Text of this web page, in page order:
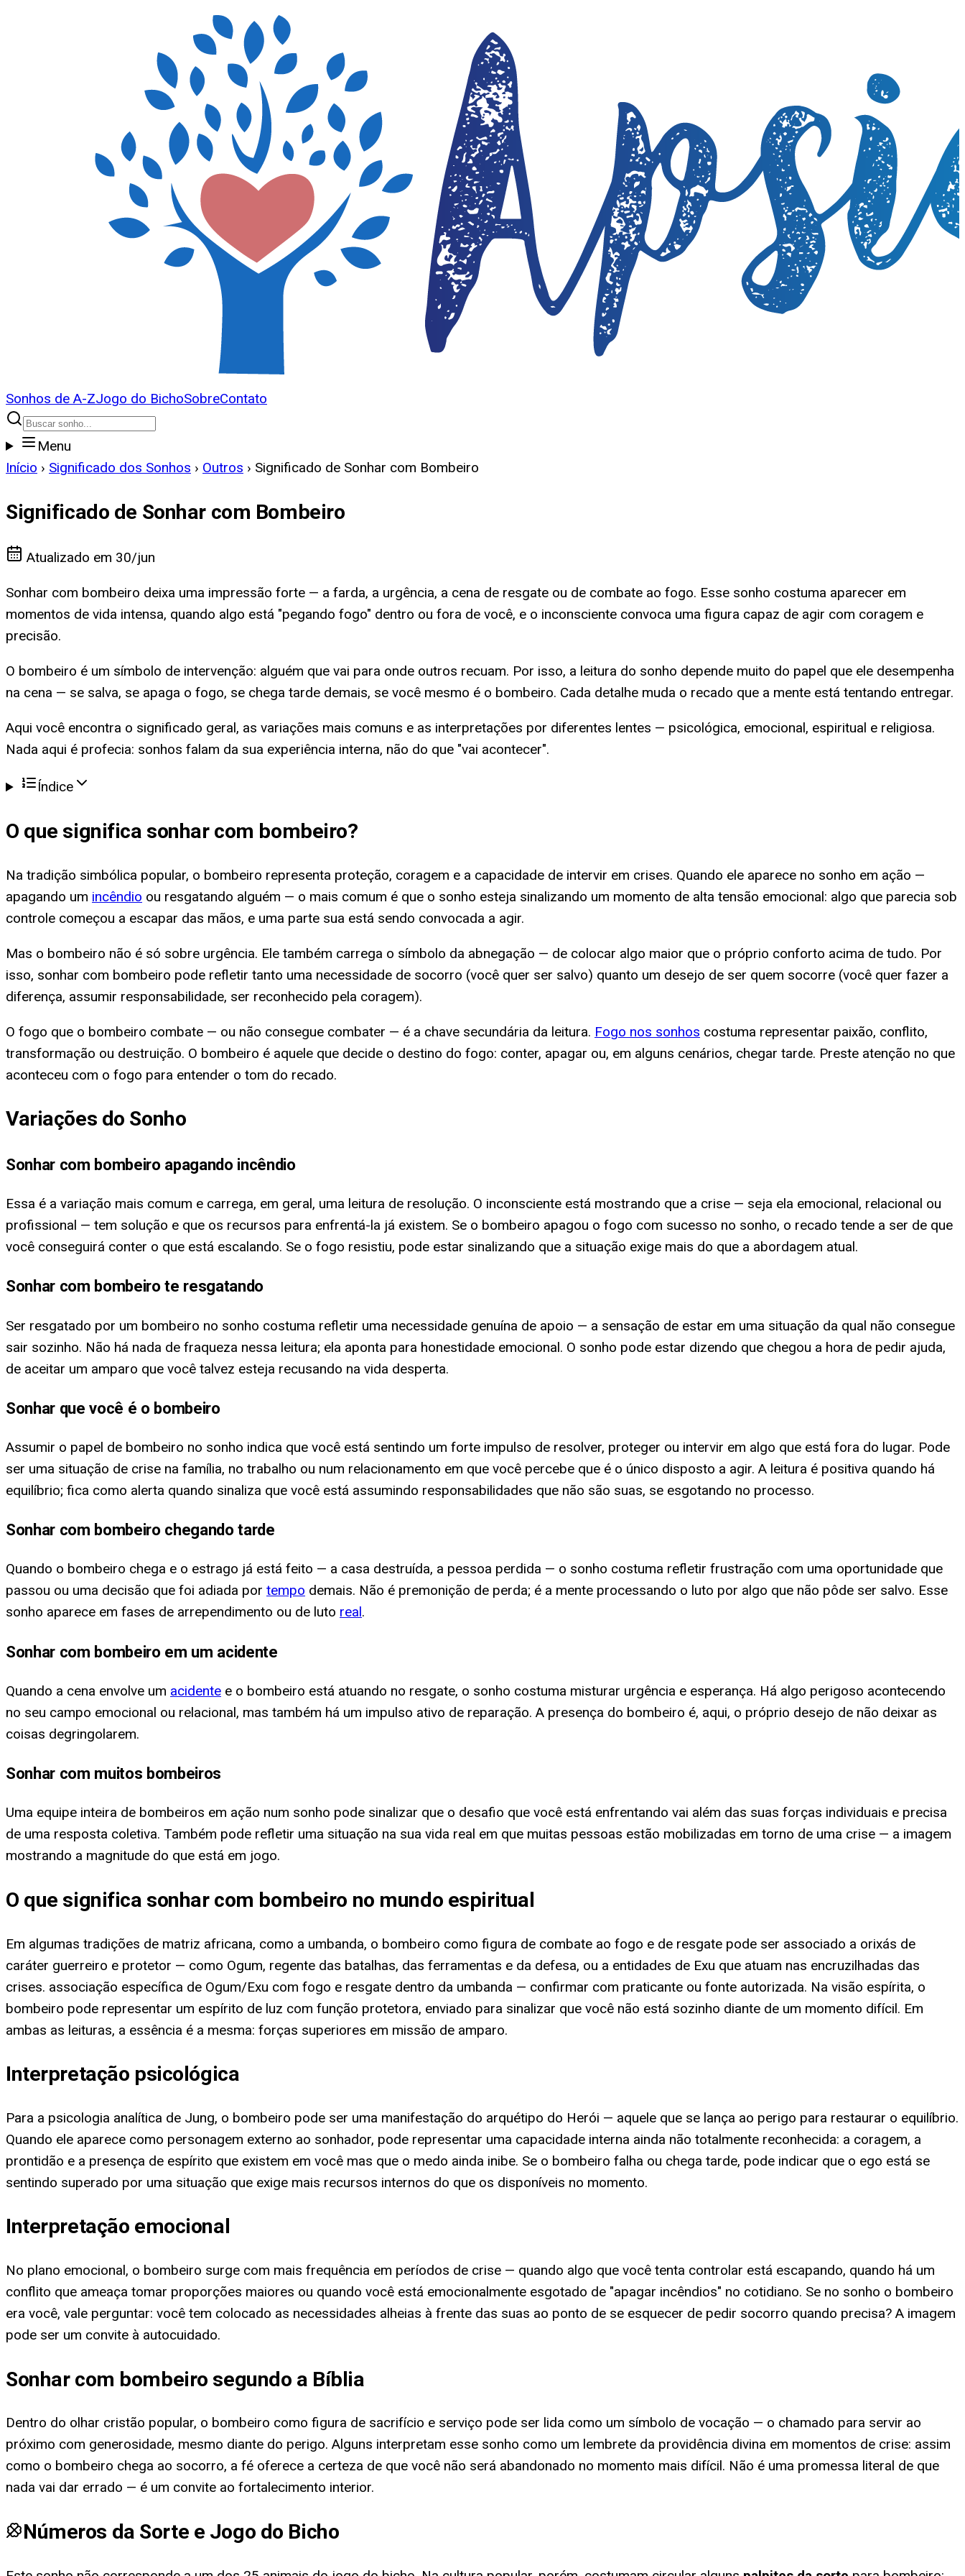
Sonhos de A-ZJogo do BichoSobreContato
Menu
Início › Significado dos Sonhos › Outros › Significado de Sonhar com Bombeiro
Significado de Sonhar com Bombeiro
Atualizado em 30/jun
Sonhar com bombeiro deixa uma impressão forte — a farda, a urgência, a cena de resgate ou de combate ao fogo. Esse sonho costuma aparecer em
momentos de vida intensa, quando algo está "pegando fogo" dentro ou fora de você, e o inconsciente convoca uma figura capaz de agir com coragem e
precisão.
O bombeiro é um símbolo de intervenção: alguém que vai para onde outros recuam. Por isso, a leitura do sonho depende muito do papel que ele desempenha
na cena — se salva, se apaga o fogo, se chega tarde demais, se você mesmo é o bombeiro. Cada detalhe muda o recado que a mente está tentando entregar.
Aqui você encontra o significado geral, as variações mais comuns e as interpretações por diferentes lentes — psicológica, emocional, espiritual e religiosa.
Nada aqui é profecia: sonhos falam da sua experiência interna, não do que "vai acontecer".
Índice
O que significa sonhar com bombeiro?
Na tradição simbólica popular, o bombeiro representa proteção, coragem e a capacidade de intervir em crises. Quando ele aparece no sonho em ação —
apagando um incêndio ou resgatando alguém — o mais comum é que o sonho esteja sinalizando um momento de alta tensão emocional: algo que parecia sob
controle começou a escapar das mãos, e uma parte sua está sendo convocada a agir.
Mas o bombeiro não é só sobre urgência. Ele também carrega o símbolo da abnegação — de colocar algo maior que o próprio conforto acima de tudo. Por
isso, sonhar com bombeiro pode refletir tanto uma necessidade de socorro (você quer ser salvo) quanto um desejo de ser quem socorre (você quer fazer a
diferença, assumir responsabilidade, ser reconhecido pela coragem).
O fogo que o bombeiro combate — ou não consegue combater — é a chave secundária da leitura. Fogo nos sonhos costuma representar paixão, conflito,
transformação ou destruição. O bombeiro é aquele que decide o destino do fogo: conter, apagar ou, em alguns cenários, chegar tarde. Preste atenção no que
aconteceu com o fogo para entender o tom do recado.
Variações do Sonho
Sonhar com bombeiro apagando incêndio
Essa é a variação mais comum e carrega, em geral, uma leitura de resolução. O inconsciente está mostrando que a crise — seja ela emocional, relacional ou
profissional — tem solução e que os recursos para enfrentá-la já existem. Se o bombeiro apagou o fogo com sucesso no sonho, o recado tende a ser de que
você conseguirá conter o que está escalando. Se o fogo resistiu, pode estar sinalizando que a situação exige mais do que a abordagem atual.
Sonhar com bombeiro te resgatando
Ser resgatado por um bombeiro no sonho costuma refletir uma necessidade genuína de apoio — a sensação de estar em uma situação da qual não consegue
sair sozinho. Não há nada de fraqueza nessa leitura; ela aponta para honestidade emocional. O sonho pode estar dizendo que chegou a hora de pedir ajuda,
de aceitar um amparo que você talvez esteja recusando na vida desperta.
Sonhar que você é o bombeiro
Assumir o papel de bombeiro no sonho indica que você está sentindo um forte impulso de resolver, proteger ou intervir em algo que está fora do lugar. Pode
ser uma situação de crise na família, no trabalho ou num relacionamento em que você percebe que é o único disposto a agir. A leitura é positiva quando há
equilíbrio; fica como alerta quando sinaliza que você está assumindo responsabilidades que não são suas, se esgotando no processo.
Sonhar com bombeiro chegando tarde
Quando o bombeiro chega e o estrago já está feito — a casa destruída, a pessoa perdida — o sonho costuma refletir frustração com uma oportunidade que
passou ou uma decisão que foi adiada por tempo demais. Não é premonição de perda; é a mente processando o luto por algo que não pôde ser salvo. Esse
sonho aparece em fases de arrependimento ou de luto real.
Sonhar com bombeiro em um acidente
Quando a cena envolve um acidente e o bombeiro está atuando no resgate, o sonho costuma misturar urgência e esperança. Há algo perigoso acontecendo
no seu campo emocional ou relacional, mas também há um impulso ativo de reparação. A presença do bombeiro é, aqui, o próprio desejo de não deixar as
coisas degringolarem.
Sonhar com muitos bombeiros
Uma equipe inteira de bombeiros em ação num sonho pode sinalizar que o desafio que você está enfrentando vai além das suas forças individuais e precisa
de uma resposta coletiva. Também pode refletir uma situação na sua vida real em que muitas pessoas estão mobilizadas em torno de uma crise — a imagem
mostrando a magnitude do que está em jogo.
O que significa sonhar com bombeiro no mundo espiritual
Em algumas tradições de matriz africana, como a umbanda, o bombeiro como figura de combate ao fogo e de resgate pode ser associado a orixás de
caráter guerreiro e protetor — como Ogum, regente das batalhas, das ferramentas e da defesa, ou a entidades de Exu que atuam nas encruzilhadas das
crises. associação específica de Ogum/Exu com fogo e resgate dentro da umbanda — confirmar com praticante ou fonte autorizada. Na visão espírita, o
bombeiro pode representar um espírito de luz com função protetora, enviado para sinalizar que você não está sozinho diante de um momento difícil. Em
ambas as leituras, a essência é a mesma: forças superiores em missão de amparo.
Interpretação psicológica
Para a psicologia analítica de Jung, o bombeiro pode ser uma manifestação do arquétipo do Herói — aquele que se lança ao perigo para restaurar o equilíbrio.
Quando ele aparece como personagem externo ao sonhador, pode representar uma capacidade interna ainda não totalmente reconhecida: a coragem, a
prontidão e a presença de espírito que existem em você mas que o medo ainda inibe. Se o bombeiro falha ou chega tarde, pode indicar que o ego está se
sentindo superado por uma situação que exige mais recursos internos do que os disponíveis no momento.
Interpretação emocional
No plano emocional, o bombeiro surge com mais frequência em períodos de crise — quando algo que você tenta controlar está escapando, quando há um
conflito que ameaça tomar proporções maiores ou quando você está emocionalmente esgotado de "apagar incêndios" no cotidiano. Se no sonho o bombeiro
era você, vale perguntar: você tem colocado as necessidades alheias à frente das suas ao ponto de se esquecer de pedir socorro quando precisa? A imagem
pode ser um convite à autocuidado.
Sonhar com bombeiro segundo a Bíblia
Dentro do olhar cristão popular, o bombeiro como figura de sacrifício e serviço pode ser lida como um símbolo de vocação — o chamado para servir ao
próximo com generosidade, mesmo diante do perigo. Alguns interpretam esse sonho como um lembrete da providência divina em momentos de crise: assim
como o bombeiro chega ao socorro, a fé oferece a certeza de que você não será abandonado no momento mais difícil. Não é uma promessa literal de que
nada vai dar errado — é um convite ao fortalecimento interior.
Números da Sorte e Jogo do Bicho